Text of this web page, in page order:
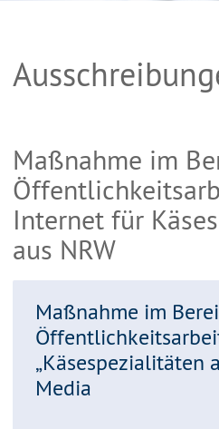
Maßnahme im
Internet für
aus NRW
Maßnahme im
„Käsespezialitäten
Media